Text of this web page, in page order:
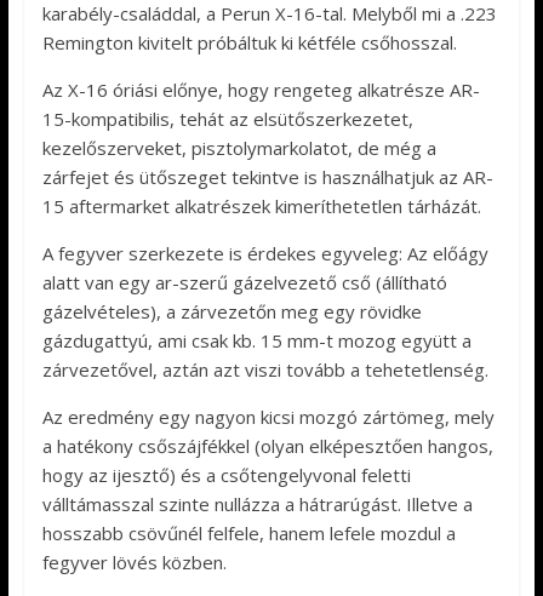
karabély-családdal, a Perun X-16-tal. Melyből mi a .223
Remington kivitelt próbáltuk ki kétféle csőhosszal.
Az X-16 óriási előnye, hogy rengeteg alkatrésze AR-
15-kompatibilis, tehát az elsütőszerkezetet,
kezelőszerveket, pisztolymarkolatot, de még a
zárfejet és ütőszeget tekintve is használhatjuk az AR-
15 aftermarket alkatrészek kimeríthetetlen tárházát.
A fegyver szerkezete is érdekes egyveleg: Az előágy
alatt van egy ar-szerű gázelvezető cső (állítható
gázelvételes), a zárvezetőn meg egy rövidke
gázdugattyú, ami csak kb. 15 mm-t mozog együtt a
zárvezetővel, aztán azt viszi tovább a tehetetlenség.
Az eredmény egy nagyon kicsi mozgó zártömeg, mely
a hatékony csőszájfékkel (olyan elképesztően hangos,
hogy az ijesztő) és a csőtengelyvonal feletti
válltámasszal szinte nullázza a hátrarúgást. Illetve a
hosszabb csövűnél felfele, hanem lefele mozdul a
fegyver lövés közben.